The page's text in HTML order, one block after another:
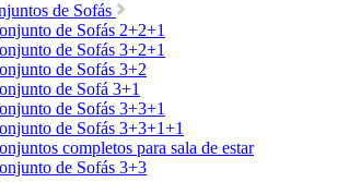
de Sofás
de Sofás 2+2+1
de Sofás 3+2+1
de Sofás 3+2
de Sofá 3+1
de Sofás 3+3+1
de Sofás 3+3+1+1
completos para sala de estar
de Sofás 3+3